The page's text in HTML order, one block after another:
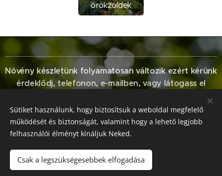
örökzöldek
Növény készletünk folyamatosan változik ezért kérünk
érdeklődj, telefonon, e-mailben, vagy látogass el
KészisSpec Kft, 2316 Tököl, Tököli reptér IV. kapu, +36-30-434-88-
14
Sütiket használunk, hogy biztosítsuk a weboldal megfelelő
működését és biztonságát, valamint hogy a lehető legjobb
felhasználói élményt kínáljuk Neked.
Csak a legszükségesebbek elfogadása